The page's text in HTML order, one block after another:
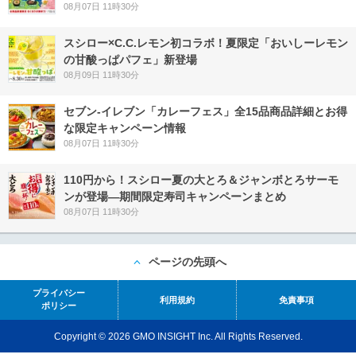
08月07日 11時30分
スシロー×C.C.レモン初コラボ！夏限定「おいしーレモン
の甘酸っぱパフェ」新登場
08月09日 11時30分
セブン‐イレブン「カレーフェス」全15品商品詳細とお得
な限定キャンペーン情報
08月07日 11時30分
110円から！スシロー夏の大とろ＆ジャンボとろサーモ
ンが登場―期間限定寿司キャンペーンまとめ
08月07日 11時30分
ページの先頭へ
プライバシー
ポリシー
利用規約 免責事項
Copyright © 2026 GMO INSIGHT Inc. All Rights Reserved.